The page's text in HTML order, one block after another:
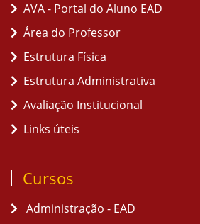
AVA - Portal do Aluno EAD
Área do Professor
Estrutura Física
Estrutura Administrativa
Avaliação Institucional
Links úteis
Cursos
Administração - EAD